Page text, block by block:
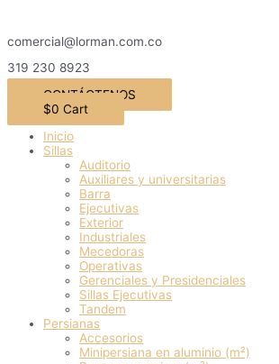
contenido
comercial@lorman.com.co
319 230 8923
CONTÁCTENOS
$0 Cart
Inicio
Sillas
Auditorio
Auxiliares y universitarias
Barra
Ejecutivas
Exterior
Industriales
Mecedoras
Operativas
Gerenciales y Presidenciales
Sillas Ejecutivas
Tandem
Persianas
Accesorios
Minipersiana en aluminio (m²)